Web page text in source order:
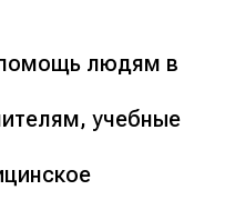
людям в
учебные